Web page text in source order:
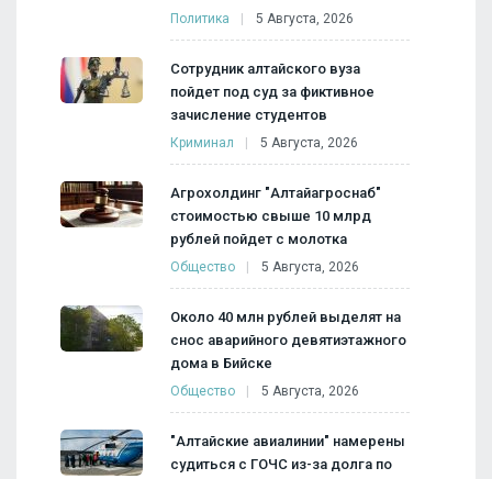
Политика 5 Августа, 2026
Сотрудник алтайского вуза
пойдет под суд за фиктивное
зачисление студентов
Криминал 5 Августа, 2026
Агрохолдинг "Алтайагроснаб"
стоимостью свыше 10 млрд
рублей пойдет с молотка
Общество 5 Августа, 2026
Около 40 млн рублей выделят на
снос аварийного девятиэтажного
дома в Бийске
Общество 5 Августа, 2026
"Алтайские авиалинии" намерены
судиться с ГОЧС из-за долга по